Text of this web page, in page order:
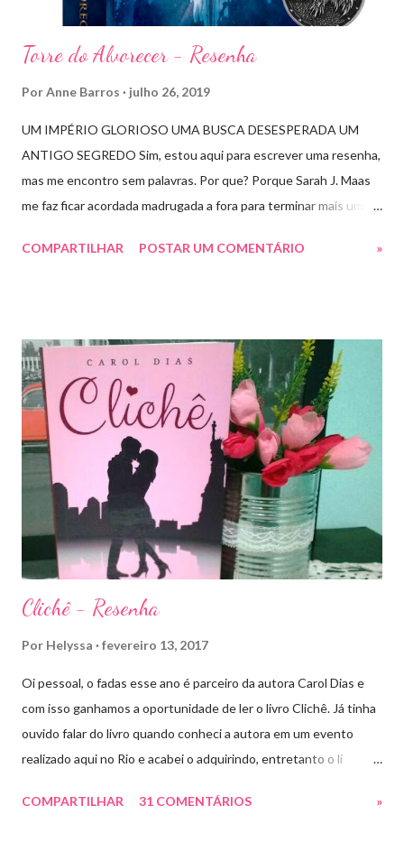
Torre do Alvorecer - Resenha
PorAnne Barros julho 26, 2019
UM IMPÉRIO GLORIOSO UMA BUSCA DESESPERADA UM
ANTIGO SEGREDO Sim, estou aqui para escrever uma resenha,
mas me encontro sem palavras. Por que? Porque Sarah J. Maas
me faz ficar acordada madrugada a fora para terminar mais um
romance da Saga Trono de Vidro que ocorre simultaneamente
todos meio atordoados com tudo que Dorian e Aelin fizeram e,
principalmente, descobriram sobre o Pai do Príncipe, agora Rei
de Ardalan. Todos têm uma missão nessa guerra mesmo que
ainda um pouco indefinida. Aelin deixa Ardalan nas mãos de seu
Rei e segue com sua corte para casa, para finalmente rever seu
lar, Terrasen. Com um novo rei no trono, Chaol Westfall passa a
ser Mão do Rei de Ardalan, e Nesryn Faliq a nova Capitã da
Guarda. Entret...
COMPARTILHAR POSTAR UM COMENTÁRIO »
Clichê - Resenha
Por Helyssa fevereiro 13, 2017
Oi pessoal, o fadas esse ano é parceiro da autora Carol Dias e
com isso ganhamos a oportunidade de ler o livro Clichê. Já tinha
ouvido falar do livro quando conheci a autora em um evento
realizado aqui no Rio e acabei o adquirindo, entretanto o li
cada capítulo tem uns coraçõezinhos que ficaram muito fofos
COMPARTILHAR 31 COMENTÁRIOS »